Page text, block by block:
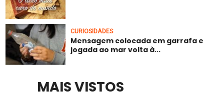
CURIOSIDADES
Mensagem colocada em garrafa e
jogada ao mar volta à...
MAIS VISTOS